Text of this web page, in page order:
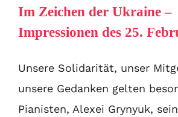
Im Zeichen der Ukraine –
Impressionen des 25.
Unsere Solidarität, unser
unsere Gedanken gelten
Pianisten, Alexei Grynyuk,